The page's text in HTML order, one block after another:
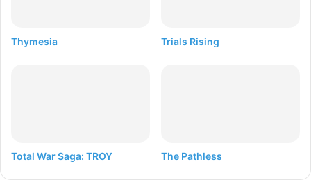
Thymesia Trials Rising
Total War Saga: TROY The Pathless